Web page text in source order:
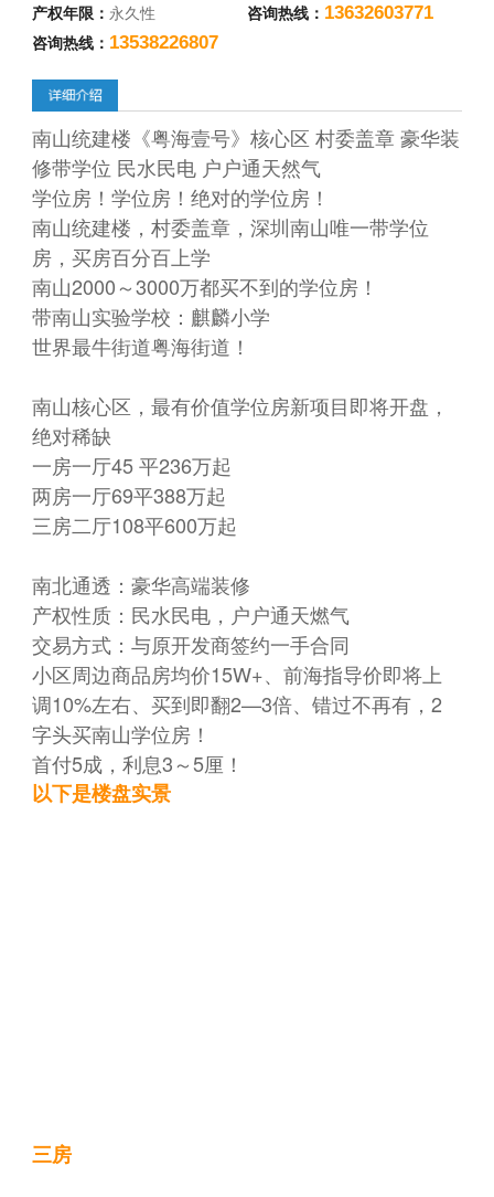
产权年限： 永久性 咨询热线： 13632603771
咨询热线： 13538226807
南山统建楼《粤海壹号》核心区 村委盖章 豪华装
修带学位 民水民电 户户通天然气
学位房！学位房！绝对的学位房！
南山统建楼，村委盖章，深圳南山唯一带学位
房，买房百分百上学
南山2000～3000万都买不到的学位房！
带南山实验学校：麒麟小学
世界最牛街道粤海街道！
南山核心区，最有价值学位房新项目即将开盘，
绝对稀缺
一房一厅45 平236万起
两房一厅69平388万起
三房二厅108平600万起
南北通透：豪华高端装修
产权性质：民水民电，户户通天燃气
交易方式：与原开发商签约一手合同
小区周边商品房均价15W+、前海指导价即将上
调10%左右、买到即翻2—3倍、错过不再有，2
字头买南山学位房！
首付5成，利息3～5厘！
以下是楼盘实景
三房